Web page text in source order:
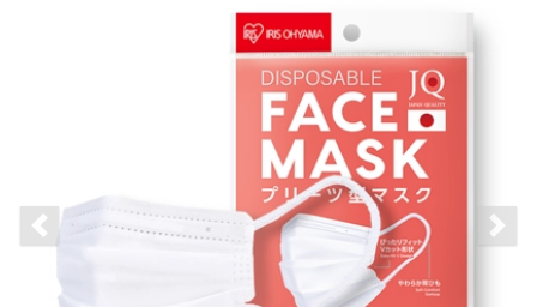
Previous slide